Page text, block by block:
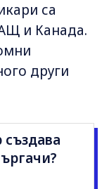
са
и Канада.
други